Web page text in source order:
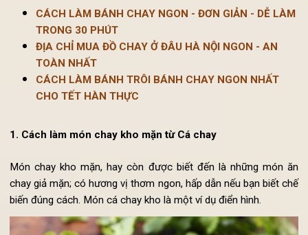
Xem thêm:
CÁCH LÀM BÁNH CHAY NGON - ĐƠN GIẢN - DỄ
TRONG 30 PHÚT
ĐỊA CHỈ MUA ĐỒ CHAY Ở ĐÂU HÀ NỘI NGON - AN
TOÀN NHẤT
CHO TẾT HÀN THỰC
1. Cách làm món chay kho mặn từ Cá chay
Món chay kho mặn, hay còn được biết đến là những món
chay giả mặn; có hương vị thơm ngon, hấp dẫn nếu bạn biết